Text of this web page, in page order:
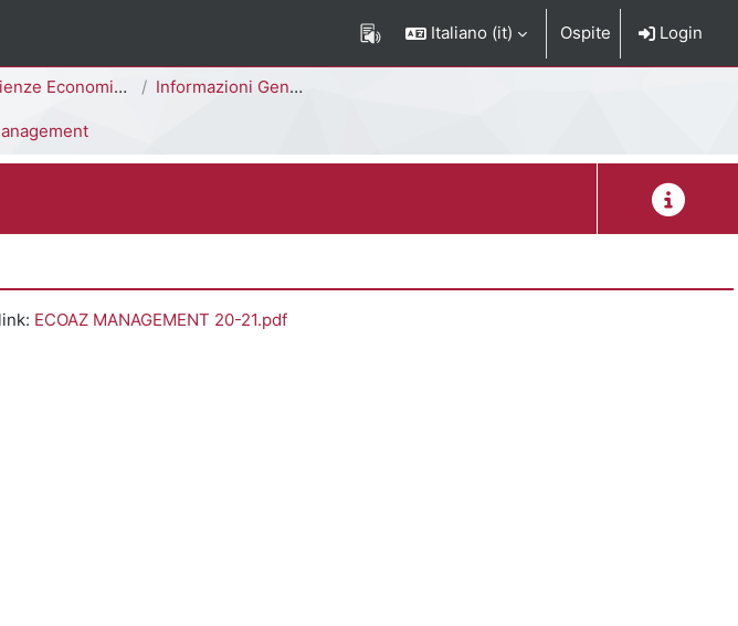
Italiano ‎(it)‎ Ospite Login
Aziendali [F7703M - F7701M] Informazioni Generali del Corso di Studi
ECOAZ MANAGEMENT 20-21.pdf